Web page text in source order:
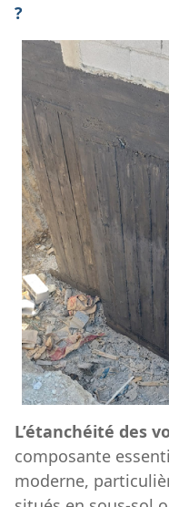
?
L’étanchéité des
composante
moderne,